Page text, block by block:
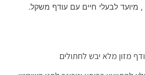
, מיועד לבעלי חיים עם עודף משקל.
מזון מלא יבש לחתולים